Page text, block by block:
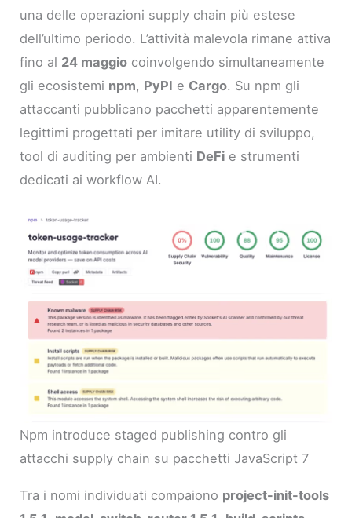
una delle operazioni supply chain più estese
dell’ultimo periodo. L’attività malevola rimane attiva
fino al 24 maggio coinvolgendo simultaneamente
gli ecosistemi npm, PyPI e Cargo. Su npm gli
attaccanti pubblicano pacchetti apparentemente
legittimi progettati per imitare utility di sviluppo,
tool di auditing per ambienti DeFi e strumenti
dedicati ai workflow AI.
Npm introduce staged publishing contro gli
attacchi supply chain su pacchetti JavaScript 7
Tra i nomi individuati compaiono project-init-tools